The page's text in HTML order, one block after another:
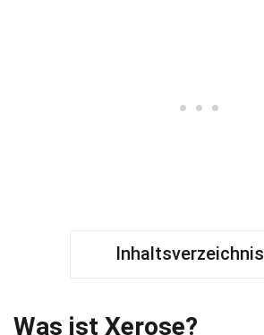
Inhaltsverzeichnis
Was ist Xerose?